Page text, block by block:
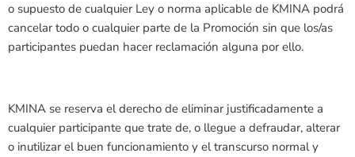
o supuesto de cualquier Ley o norma aplicable de KMINA podrá
cancelar todo o cualquier parte de la Promoción sin que los/as
participantes puedan hacer reclamación alguna por ello.
KMINA se reserva el derecho de eliminar justificadamente a
cualquier participante que trate de, o llegue a defraudar, alterar
o inutilizar el buen funcionamiento y el transcurso normal y